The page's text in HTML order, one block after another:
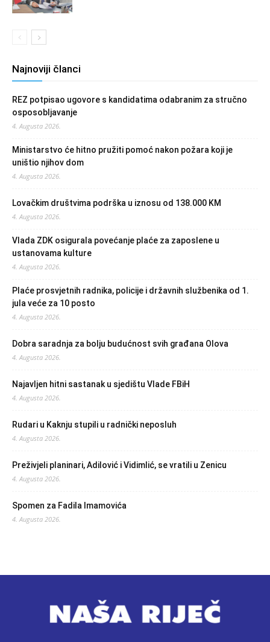
Najnoviji članci
REZ potpisao ugovore s kandidatima odabranim za stručno
osposobljavanje
4. Augusta 2026.
Ministarstvo će hitno pružiti pomoć nakon požara koji je
uništio njihov dom
4. Augusta 2026.
Lovačkim društvima podrška u iznosu od 138.000 KM
4. Augusta 2026.
Vlada ZDK osigurala povećanje plaće za zaposlene u
ustanovama kulture
4. Augusta 2026.
Plaće prosvjetnih radnika, policije i državnih službenika od 1.
jula veće za 10 posto
4. Augusta 2026.
Dobra saradnja za bolju budućnost svih građana Olova
4. Augusta 2026.
Najavljen hitni sastanak u sjedištu Vlade FBiH
4. Augusta 2026.
Rudari u Kaknju stupili u radnički neposluh
4. Augusta 2026.
Preživjeli planinari, Adilović i Vidimlić, se vratili u Zenicu
4. Augusta 2026.
Spomen za Fadila Imamovića
4. Augusta 2026.